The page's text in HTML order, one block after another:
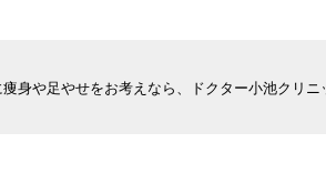
身や足やせをお考えなら、ドクター小池クリ